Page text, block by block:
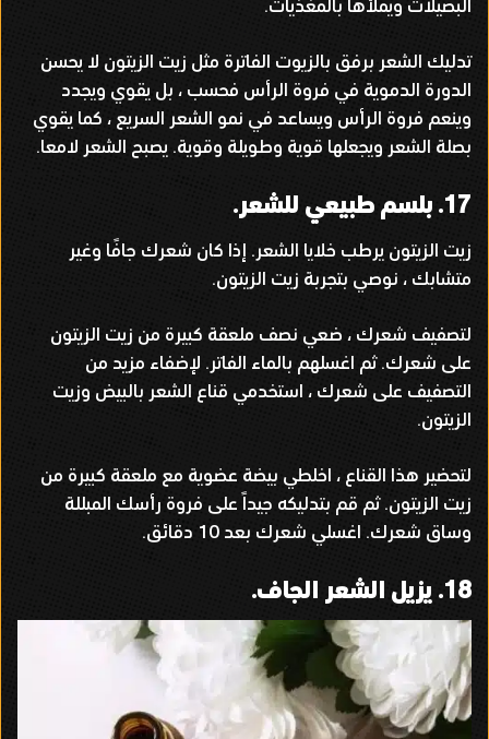
البصيلات ويملأها بالمغذيات.
تدليك الشعر برفق بالزيوت الفاترة مثل زيت الزيتون لا يحسن
الدورة الدموية في فروة الرأس فحسب ، بل يقوي ويجدد
وينعم فروة الرأس ويساعد في نمو الشعر السريع ، كما يقوي
بصلة الشعر ويجعلها قوية وطويلة وقوية. يصبح الشعر لامعا.
17. بلسم طبيعي للشعر.
زيت الزيتون يرطب خلايا الشعر. إذا كان شعرك جافًا وغير
متشابك ، نوصي بتجربة زيت الزيتون.
لتصفيف شعرك ، ضعي نصف ملعقة كبيرة من زيت الزيتون
على شعرك.ثم اغسلهم بالماء الفاتر. لإضفاء مزيد من
التصفيف على شعرك ، استخدمي قناع الشعر بالبيض وزيت
الزيتون.
لتحضير هذا القناع ، اخلطي بيضة عضوية مع ملعقة كبيرة من
زيت الزيتون.ثم قم بتدليكه جيداً على فروة رأسك المبللة
وساق شعرك. اغسلي شعرك بعد 10 دقائق.
18. يزيل الشعر الجاف.